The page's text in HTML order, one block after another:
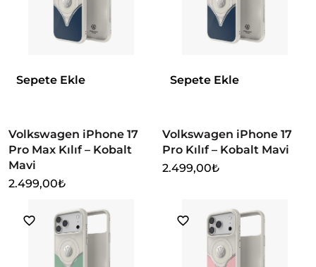
Sepete Ekle
Volkswagen iPhone 17
Pro Max Kılıf – Kobalt
Mavi
2.499,00₺
Sepete Ekle
Volkswagen iPhone 17
Pro Kılıf – Kobalt Mavi
2.499,00₺